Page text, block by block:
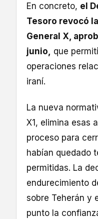
En concreto, el
Tesoro revocó
General X,
junio,
que
operaciones
iraní.
La nueva
X1, elimina esas
proceso para
habían quedado
permitidas. La
endurecimiento
sobre Teherán y
punto la